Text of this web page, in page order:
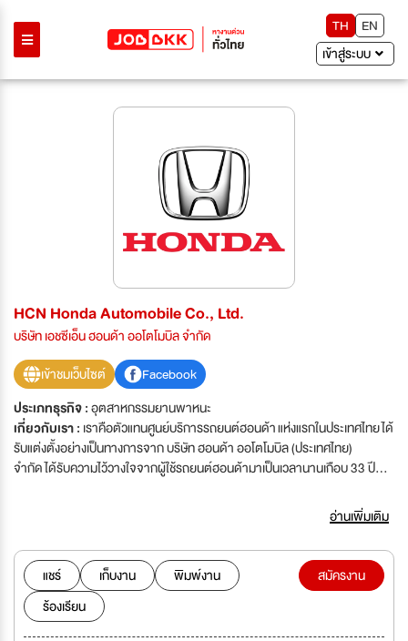
TH
EN
เข้าสู่ระบบ
HCN Honda Automobile Co., Ltd.
บริษัท เอชซีเอ็น ฮอนด้า ออโตโมบิล จำกัด
เข้าชมเว็บไซต์
Facebook
ประเภทธุรกิจ :อุตสาหกรรมยานพาหนะ
เกี่ยวกับเรา : เราคือตัวแทนศูนย์บริการรถยนต์ฮอนด้า แห่งแรกในประเทศไทย ได้
รับแต่งตั้งอย่างเป็นทางการจาก บริษัท ฮอนด้า ออโตโมบิล (ประเทศไทย)
จำกัด ได้รับความไว้วางใจจากผู้ใช้รถยนต์ฮอนด้ามาเป็นเวลานานเกือบ 33 ปี
อ่านเพิ่มเติม
แชร์ เก็บงาน
พิมพ์งาน
ร้องเรียน
สมัครงาน